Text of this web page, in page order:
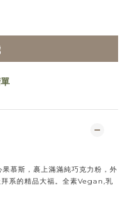
慕斯，裹上滿滿純巧克力粉， 外
系的精品大福。全素Vegan,乳